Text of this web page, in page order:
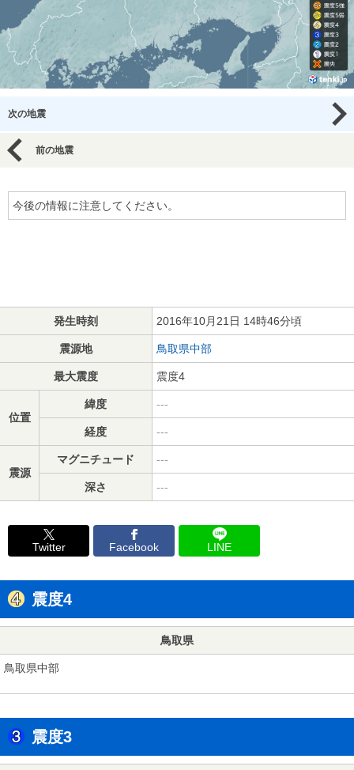
次の地震
前の地震
今後の情報に注意してください。
発生時刻 2016年10月21日 14時46分頃
震源地 鳥取県中部
最大震度 震度4
位置
緯度 ---
経度 ---
震源
マグニチュード ---
深さ ---
Twitter Facebook LINE
震度4
鳥取県
鳥取県中部
震度3